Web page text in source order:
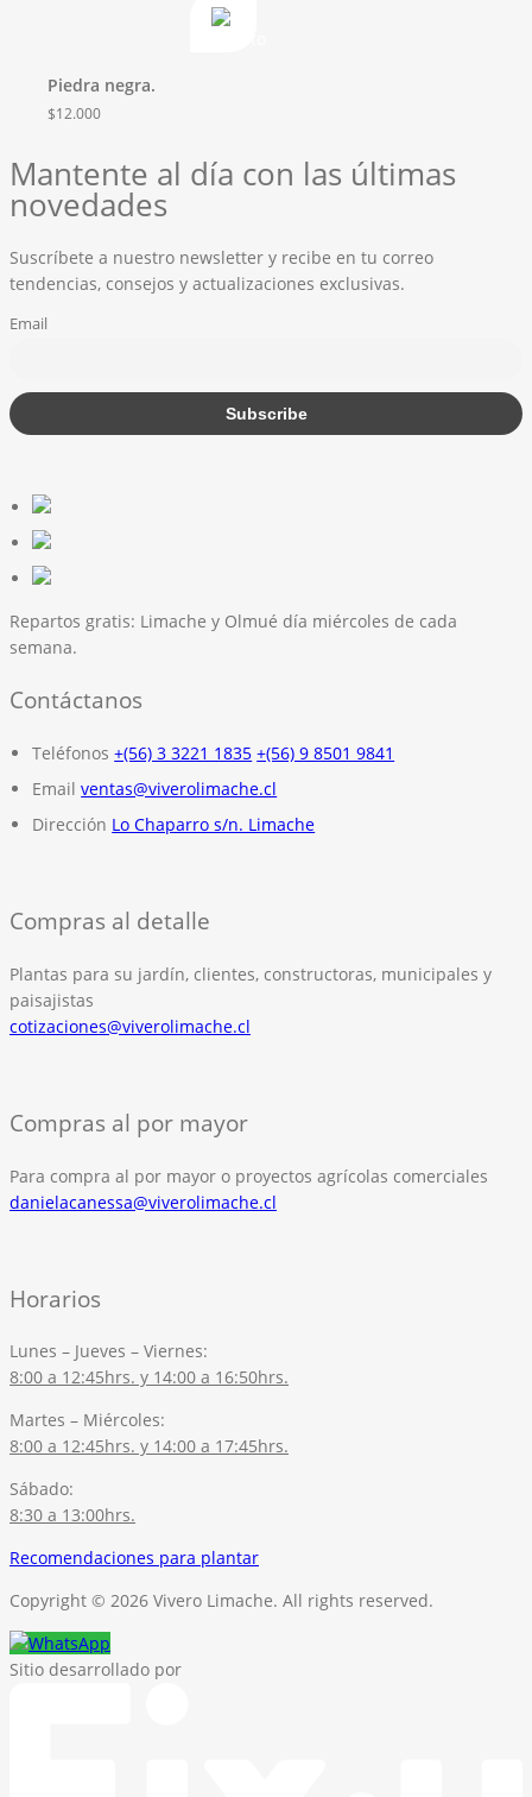
Piedra negra.
$12.000
Mantente al día con las últimas
novedades
Suscríbete a nuestro newsletter y recibe en tu correo
tendencias, consejos y actualizaciones exclusivas.
Email
Repartos gratis: Limache y Olmué día miércoles de cada
semana.
Contáctanos
Teléfonos +(56) 3 3221 1835 +(56) 9 8501 9841
Email ventas@viverolimache.cl
Dirección Lo Chaparro s/n. Limache
Compras al detalle
Plantas para su jardín, clientes, constructoras, municipales y
paisajistas
cotizaciones@viverolimache.cl
Compras al por mayor
Para compra al por mayor o proyectos agrícolas comerciales
danielacanessa@viverolimache.cl
Horarios
Lunes – Jueves – Viernes:
8:00 a 12:45hrs. y 14:00 a 16:50hrs.
Martes – Miércoles:
8:00 a 12:45hrs. y 14:00 a 17:45hrs.
Sábado:
8:30 a 13:00hrs.
Recomendaciones para plantar
Copyright © 2026 Vivero Limache. All rights reserved.
Sitio desarrollado por